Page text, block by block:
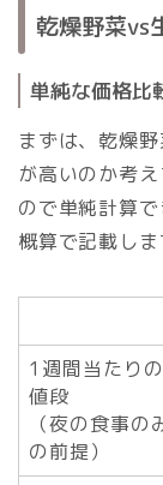
乾燥野菜vs
単純な価格比
まずは、乾燥
が高いのか考
ので単純計算
概算で記載しま
1週間当たりの
値段
（夜の食事の
の前提）